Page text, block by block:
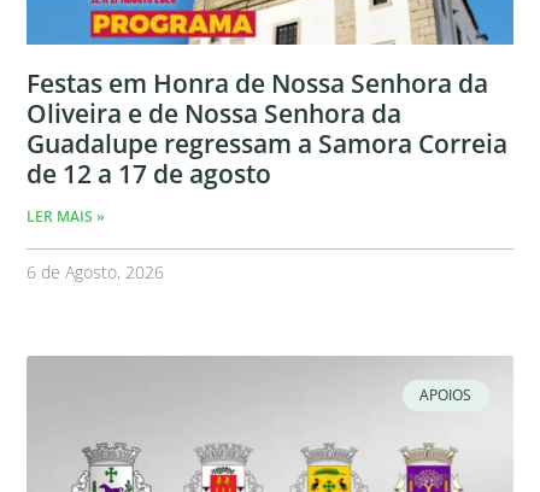
Festas em Honra de Nossa Senhora da
Oliveira e de Nossa Senhora da
Guadalupe regressam a Samora Correia
de 12 a 17 de agosto
LER MAIS »
6 de Agosto, 2026
APOIOS